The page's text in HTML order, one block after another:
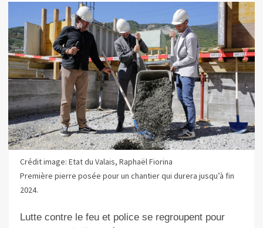
Crédit image: Etat du Valais, Raphaël Fiorina
Première pierre posée pour un chantier qui durera jusqu’à fin
2024.
Lutte contre le feu et police se regroupent pour